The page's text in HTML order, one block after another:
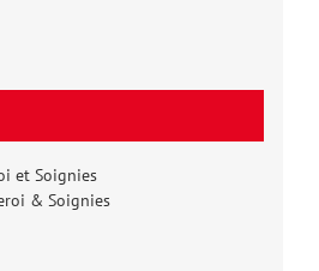
et Soignies
& Soignies